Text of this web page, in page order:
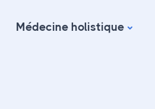
Médecine holistique